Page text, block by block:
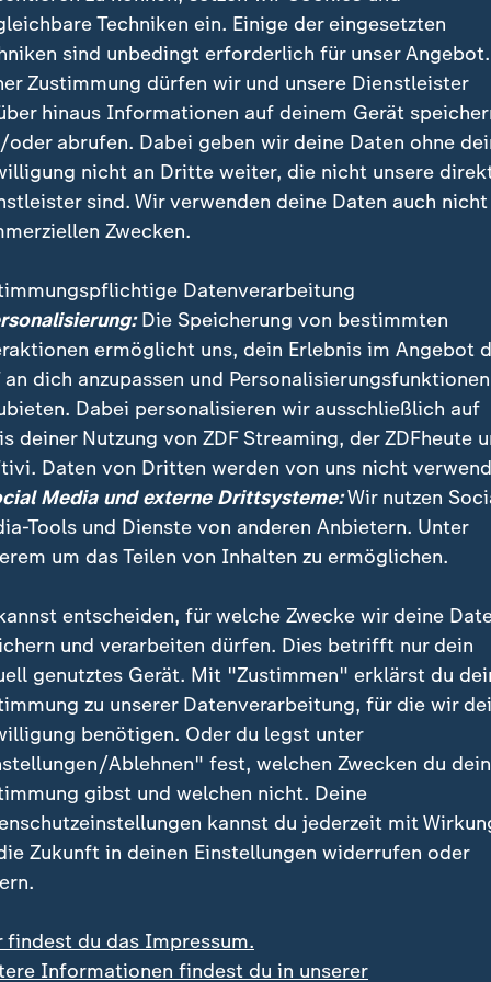
weniger besonnen aus. Er sieht manchmal
Politik diskutieren:"Ernst gemeinte Offenheit ist
am Abgrund
diesen Politikstil:
Debatten finden kaum mehr
von einer Sternstunde des
ein Fraktionszwang gelöst wird
die großen Ausnahmen.
CSU-Politiker
dass man sich dafür nicht mehr die Zeit nehme:
solche Debatten, Diskurse und
eine Debatte darüber geführt werden, "wie man
bringen kann, weil wir sie in der westlichen Welt
wirklich bereits am Abgrund befindlich sehen".
Techniken ein. Einige der eingesetzten
sind unbedingt erforderlich für unser
Zustimmung dürfen wir und unsere Dienstleister
hinaus Informationen auf deinem Gerät
oder abrufen. Dabei geben wir deine Daten ohne
nicht an Dritte weiter, die nicht unsere
sind. Wir verwenden deine Daten auch nicht
Zwecken.
Datenverarbeitung
Die Speicherung von bestimmten
ermöglicht uns, dein Erlebnis im Angebot
an dich anzupassen und Personalisierungsfunktionen
Dabei personalisieren wir ausschließlich auf
deiner Nutzung von ZDF Streaming, der ZDFheute
Daten von Dritten werden von uns nicht
Media und externe Drittsysteme:Wir nutzen
Tools und Dienste von anderen Anbietern. Unter
um das Teilen von Inhalten zu ermöglichen.
entscheiden, für welche Zwecke wir deine
und verarbeiten dürfen. Dies betrifft nur dein
genutztes Gerät. Mit "Zustimmen" erklärst du
zu unserer Datenverarbeitung, für die wir
benötigen. Oder du legst unter
Ablehnen" fest, welchen Zwecken du
gibst und welchen nicht. Deine
kannst du jederzeit mit
Zukunft in deinen Einstellungen widerrufen oder
findest du das Impressum.
Informationen findest du in unserer